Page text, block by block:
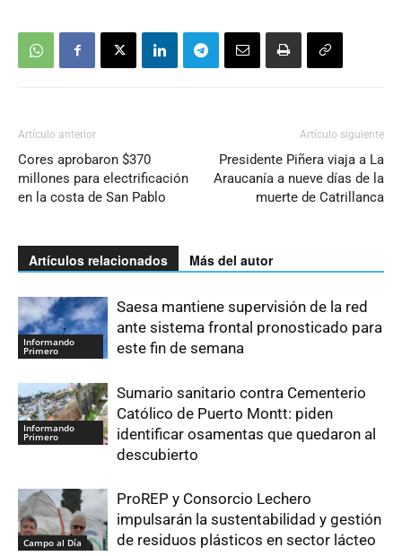
Artículo anterior
Cores aprobaron $370
millones para electrificación
en la costa de San Pablo
Artículo siguiente
Presidente Piñera viaja a La
Araucanía a nueve días de la
muerte de Catrillanca
Artículos relacionados Más del autor
Informando
Primero
Saesa mantiene supervisión de la red
ante sistema frontal pronosticado para
este fin de semana
Informando
Primero
Sumario sanitario contra Cementerio
Católico de Puerto Montt: piden
identificar osamentas que quedaron al
descubierto
Campo al Día
ProREP y Consorcio Lechero
impulsarán la sustentabilidad y gestión
de residuos plásticos en sector lácteo